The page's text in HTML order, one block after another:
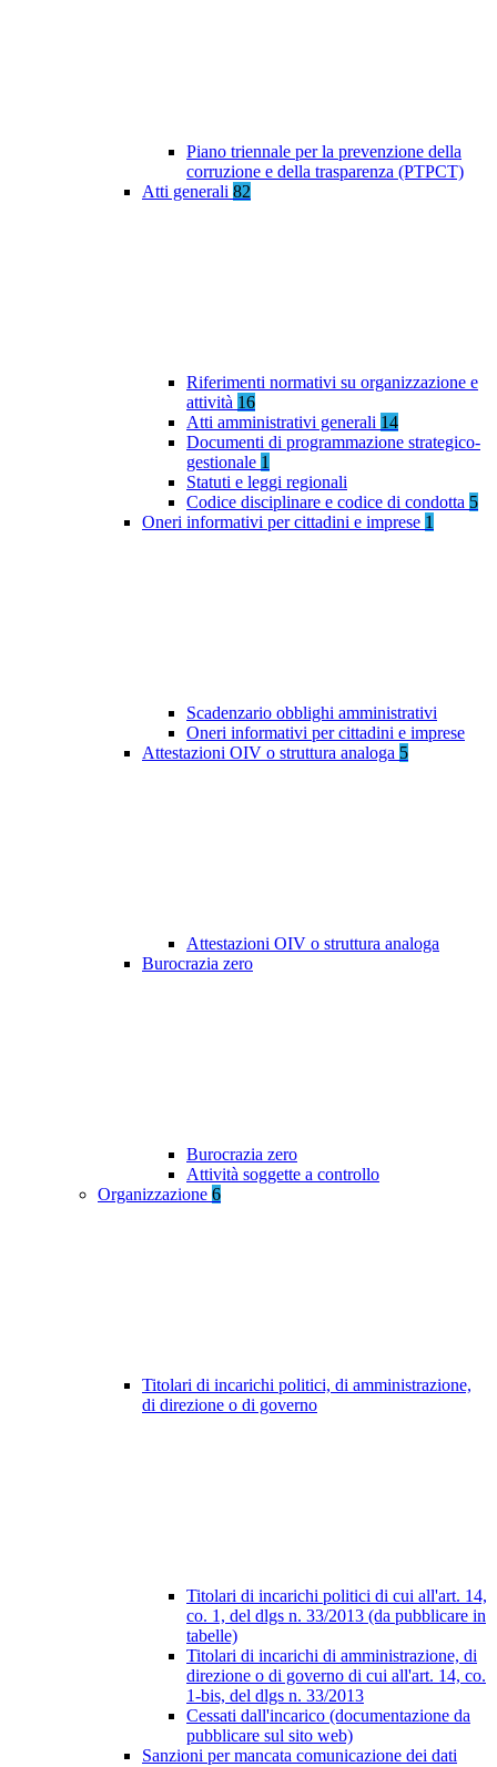
Piano triennale per la prevenzione della
corruzione e della trasparenza (PTPCT)
Atti generali 82
Riferimenti normativi su organizzazione e
attività 16
Atti amministrativi generali 14
Documenti di programmazione strategico-
gestionale 1
Statuti e leggi regionali
Codice disciplinare e codice di condotta 5
Oneri informativi per cittadini e imprese 1
Scadenzario obblighi amministrativi
Oneri informativi per cittadini e imprese
Attestazioni OIV o struttura analoga 5
Attestazioni OIV o struttura analoga
Burocrazia zero
Burocrazia zero
Attività soggette a controllo
Organizzazione 6
Titolari di incarichi politici, di amministrazione,
di direzione o di governo
Titolari di incarichi politici di cui all'art. 14,
co. 1, del dlgs n. 33/2013 (da pubblicare in
tabelle)
Titolari di incarichi di amministrazione, di
direzione o di governo di cui all'art. 14, co.
1-bis, del dlgs n. 33/2013
Cessati dall'incarico (documentazione da
pubblicare sul sito web)
Sanzioni per mancata comunicazione dei dati